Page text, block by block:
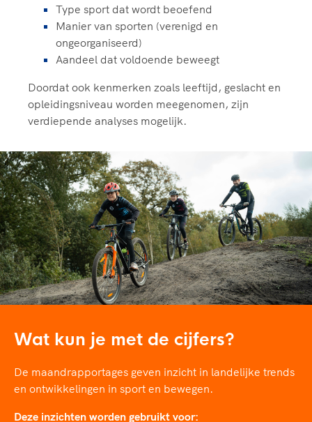
Lees verder
Type sport dat wordt beoefend
Manier van sporten (verenigd en
ongeorganiseerd)
Aandeel dat voldoende beweegt
Doordat ook kenmerken zoals leeftijd, geslacht en
opleidingsniveau worden meegenomen, zijn
verdiepende analyses mogelijk.
Wat kun je met de cijfers?
De maandrapportages geven inzicht in landelijke trends
en ontwikkelingen in sport en bewegen.
Deze inzichten worden gebruikt voor: